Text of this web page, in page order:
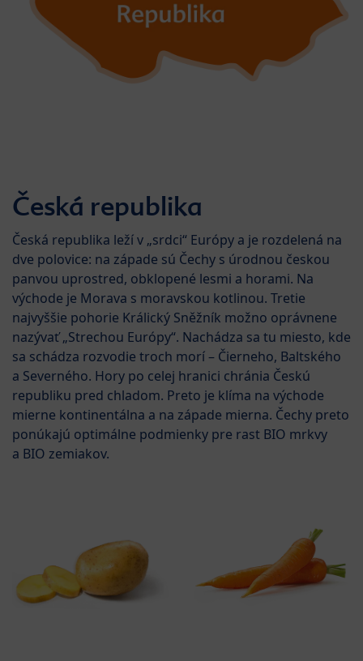
Česká republika
Česká republika leží v „srdci“ Európy a je rozdelená na
dve polovice: na západe sú Čechy s úrodnou českou
panvou uprostred, obklopené lesmi a horami. Na
východe je Morava s moravskou kotlinou. Tretie
najvyššie pohorie Králický Sněžník možno oprávnene
nazývať „Strechou Európy“. Nachádza sa tu miesto, kde
sa schádza rozvodie troch morí – Čierneho, Baltského
a Severného. Hory po celej hranici chránia Českú
republiku pred chladom. Preto je klíma na východe
mierne kontinentálna a na západe mierna. Čechy preto
ponúkajú optimálne podmienky pre rast BIO mrkvy
a BIO zemiakov.